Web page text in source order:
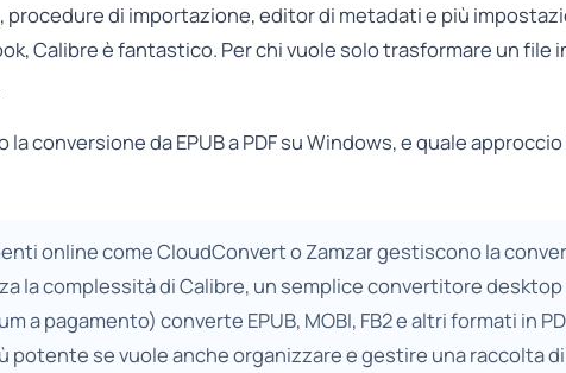
di importazione, editor di metadati e più
Calibre è fantastico. Per chi vuole solo trasformare un file in
conversione da EPUB a PDF su Windows, e quale
online come CloudConvert o Zamzar gestiscono la
la complessità di Calibre, un semplice convertitore
pagamento) converte EPUB, MOBI, FB2 e altri formati in
potente se vuole anche organizzare e gestire una raccolta